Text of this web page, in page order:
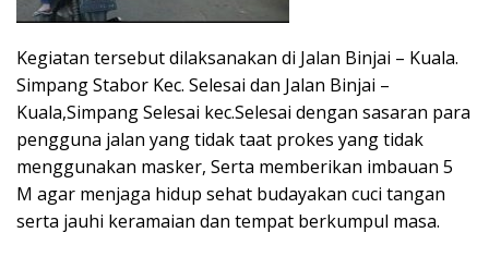
Kegiatan tersebut dilaksanakan di Jalan Binjai – Kuala.
Simpang Stabor Kec. Selesai dan Jalan Binjai –
Kuala,Simpang Selesai kec.Selesai dengan sasaran para
pengguna jalan yang tidak taat prokes yang tidak
menggunakan masker, Serta memberikan imbauan 5
M agar menjaga hidup sehat budayakan cuci tangan
serta jauhi keramaian dan tempat berkumpul masa.